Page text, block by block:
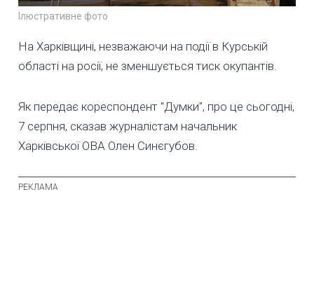
Ілюстративне фото
На Харківщині, незважаючи на події в Курській
області на росії, не зменшується тиск окупантів.
Як передає кореспондент "Думки", про це сьогодні,
7 серпня, сказав журналістам начальник
Харківської ОВА Олен Синєгубов.